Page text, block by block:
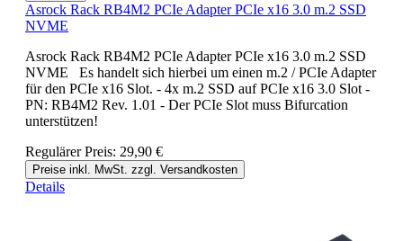
Asrock Rack RB4M2 PCIe Adapter PCIe x16 3.0 m.2 SSD
NVME
Asrock Rack RB4M2 PCIe Adapter PCIe x16 3.0 m.2 SSD
NVME Es handelt sich hierbei um einen m.2 / PCIe Adapter
für den PCIe x16 Slot. - 4x m.2 SSD auf PCIe x16 3.0 Slot -
PN: RB4M2 Rev. 1.01 - Der PCIe Slot muss Bifurcation
unterstützen!
Regulärer Preis: 29,90 €
Preise inkl. MwSt. zzgl. Versandkosten
Details